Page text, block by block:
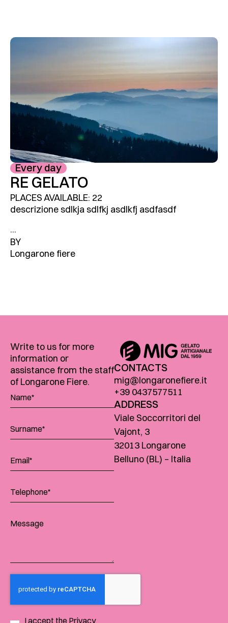
Every day
RE GELATO
PLACES AVAILABLE: 22
descrizione sdlkja sdlfkj asdlkfj asdfasdf
...
BY
Longarone fiere
Write to us for more
information or
assistance from the staff
of Longarone Fiere.
I accept the Privacy
CONTACTS
mig@longaronefiere.it
+39 0437577511
ADDRESS
Viale Soccorritori del
Vajont, 3
32013 Longarone
Belluno (BL) – Italia